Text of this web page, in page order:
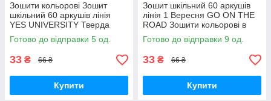
Зошити кольорові Зошит
шкільний 60 аркушів лінія
YES UNIVERSITY Тверда
обкладинка
Готово до відправки 5 од.
33 ₴ 66 ₴
Купити
Зошит шкільний 60 аркушів
лінія 1 Вересня GO ON THE
ROAD Зошити кольорові в
лінію Тверда обкладинка
Готово до відправки 9 од.
33 ₴ 66 ₴
Купити